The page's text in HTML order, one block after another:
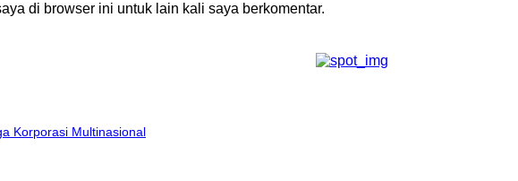
di browser ini untuk lain kali saya berkomentar.
Korporasi Multinasional